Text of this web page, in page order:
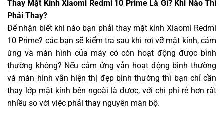
Thay Mặt Kính Xiaomi Redmi 10 Prime Là Gì? Khi Nào Thì
Phải Thay?
Để nhận biết khi nào bạn phải thay mặt kính Xiaomi Redmi
10 Prime? các bạn sẽ kiểm tra sau khi rơi vỡ mặt kính, cảm
ứng và màn hình của máy có còn hoạt động được bình
thường không? Nếu cảm ứng vẫn hoạt động bình thường
và màn hình vẫn hiện thị đẹp bình thường thì bạn chỉ cần
thay lớp mặt kính bên ngoài là được, với chi phí rẻ hơn rất
nhiều so với việc phải thay nguyên màn bộ.